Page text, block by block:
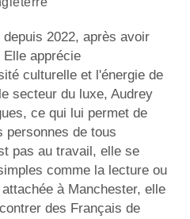
2022, après avoir
Elle apprécie
culturelle et l'énergie de
secteur du luxe, Audrey
ce qui lui permet de
personnes de tous
pas au travail, elle se
comme la lecture ou
à Manchester, elle
des Français de